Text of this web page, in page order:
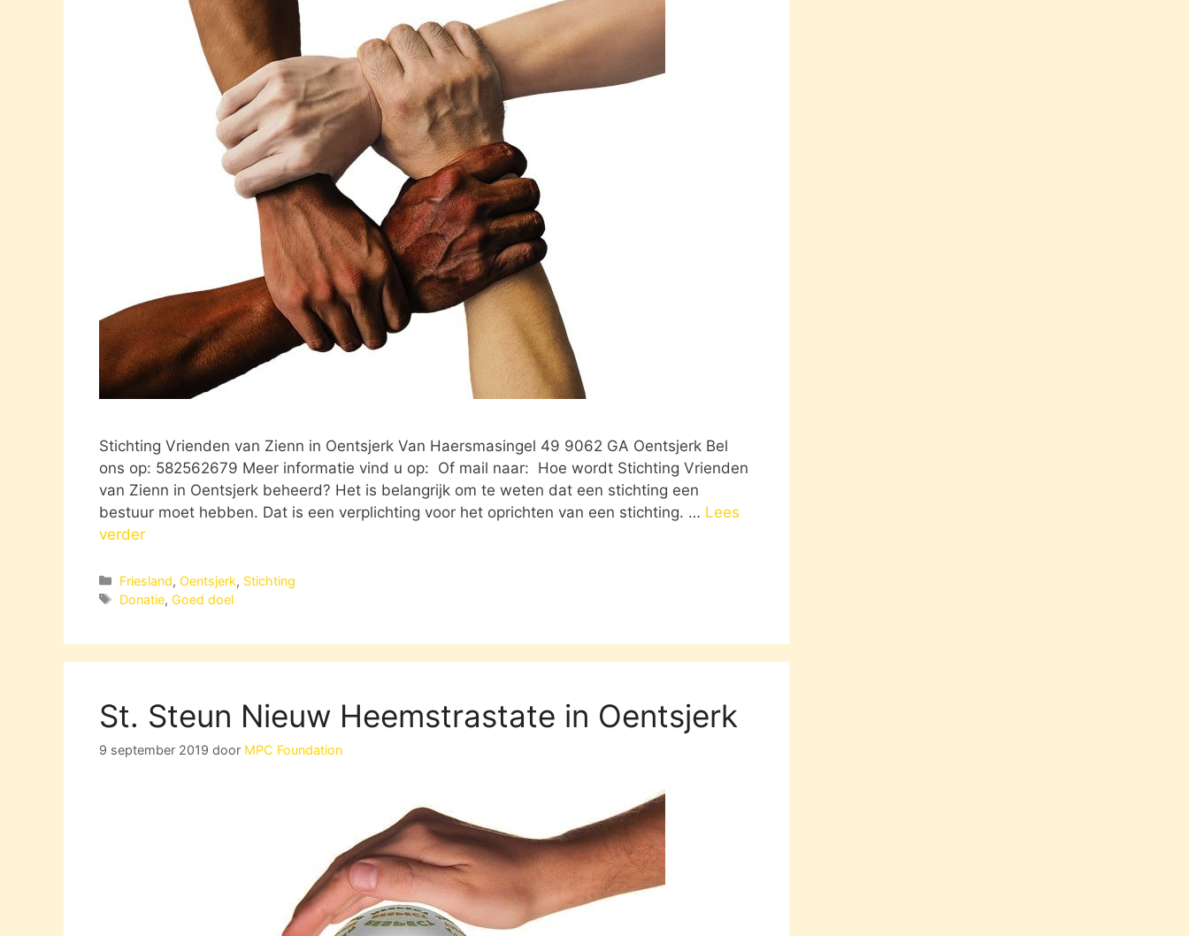
Stichting Vrienden van Zienn in Oentsjerk Van Haersmasingel 49 9062 GA Oentsjerk Bel
ons op: 582562679 Meer informatie vind u op: Of mail naar: Hoe wordt Stichting Vrienden
van Zienn in Oentsjerk beheerd? Het is belangrijk om te weten dat een stichting een
bestuur moet hebben. Dat is een verplichting voor het oprichten van een stichting. … Lees
verder
Categorieën
Friesland, Oentsjerk, Stichting
Tags
Donatie,Goed doel
St. Steun Nieuw Heemstrastate in Oentsjerk
9 september 2019 door MPC Foundation